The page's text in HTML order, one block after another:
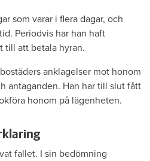
som varar i flera dagar, och
Periodvis har han haft
till att betala hyran.
anklagelser mot honom
antaganden. Han har till slut fått
honom på lägenheten.
fallet. I sin bedömning